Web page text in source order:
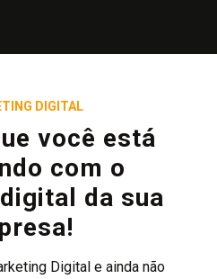
DIGITAL
você está
com o
da sua
Digital e ainda não